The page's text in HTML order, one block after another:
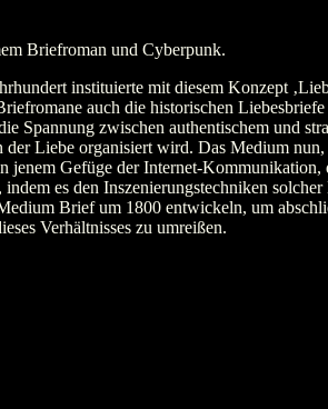
Briefroman und Cyberpunk.
instituierte mit diesem Konzept
auch die historischen
Spannung zwischen authentischem und
Liebe organisiert wird. Das Medium
Gefüge der Internet-
es den Inszenierungstechniken
Brief um 1800 entwickeln, um
Verhältnisses zu umreißen.